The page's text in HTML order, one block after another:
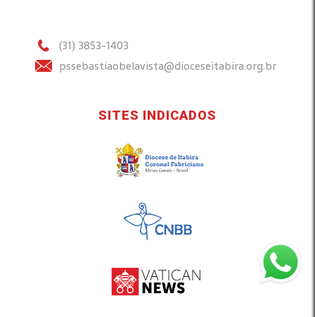
(31) 3853-1403
pssebastiaobelavista@dioceseitabira.org.br
SITES INDICADOS